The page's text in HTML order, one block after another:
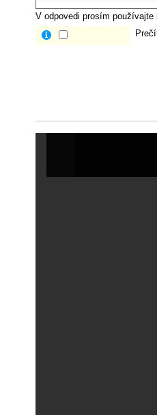
V odpovedi prosím